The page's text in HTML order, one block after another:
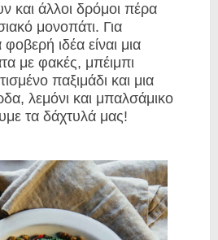
και άλλοι δρόμοι πέρα
μονοπάτι. Για
ιδέα είναι μια
με φακές, μπέιμπι
παξιμάδι και μια
λεμόνι και μπαλσάμικο
τα δάχτυλά μας!